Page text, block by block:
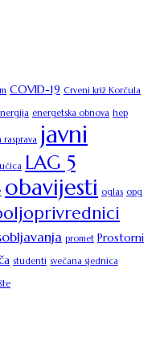
COVID-19 Crveni križ Korčula
energetska obnova hep
rasprava javni
LAG 5
obavijesti oglas opg
promet Prostorni
studenti svečana sjednica